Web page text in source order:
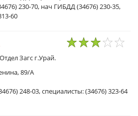
230-70, нач ГИБДД (34676) 230-35,
60
Загс г.Урай.
89/А
248-03, специалисты: (34676) 323-64